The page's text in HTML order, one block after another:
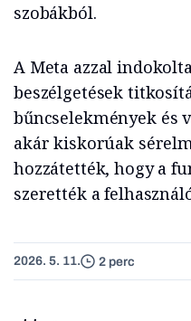
szobákból.
A Meta azzal
beszélgetések
bűncselekmények és
akár kiskorúak
hozzátették, hogy a
szerették a
2026. 5. 11. 2 perc